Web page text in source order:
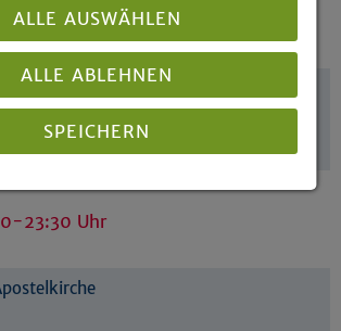
23:30 Uhr
Kirchengemeinde Lüdenscheid
23:30 Uhr
ALLE AUSWÄHLEN
ALLE ABLEHNEN
SPEICHERN